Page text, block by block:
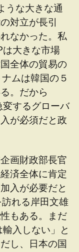
うな大きな通
対立が長引
なかった。私
は大きな市場
全体の貿易の
ムは韓国の５
。だから
するグローバ
が必須だと政
画財政部長官
済全体に肯定
入が必要だと
れる岸田文雄
もある。まだ
輸入しない」と
し、日本の国